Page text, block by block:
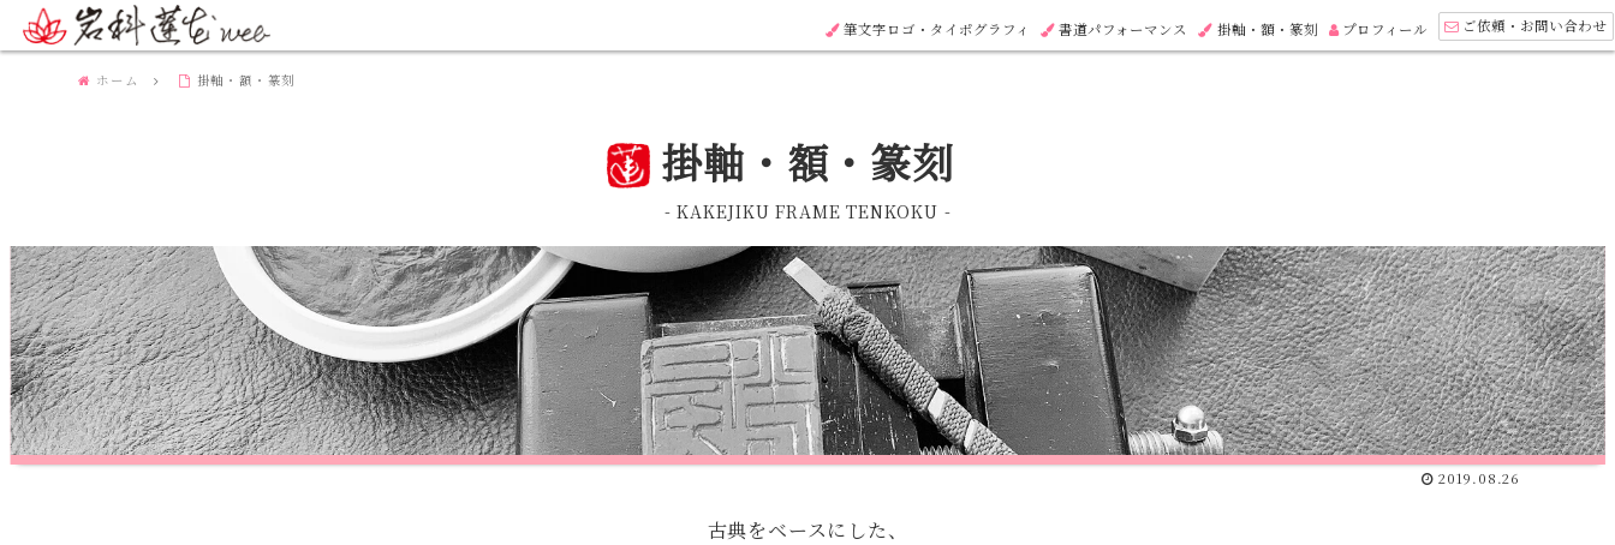
筆文字ロゴ・タイポグラフィ 書道パフォーマンス 掛軸・額・篆刻 プロフィール ご依頼・お問い合わせ
ホーム 掛軸・額・篆刻
掛軸・額・篆刻
- KAKEJIKU FRAME TENKOKU -
2019.08.26
古典をベースにした、